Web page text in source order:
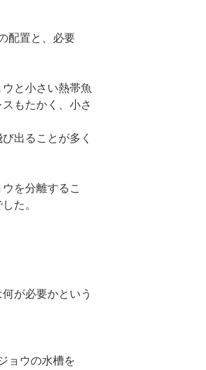
配置と、必要
と小さい熱帯魚
もたかく、小さ
出ることが多く
を分離するこ
た。
が必要かという
ョウの水槽を